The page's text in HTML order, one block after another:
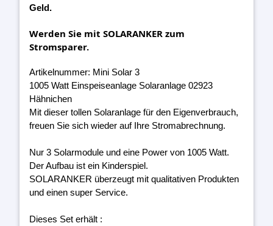
Geld.
Werden Sie mit SOLARANKER zum
Stromsparer.
Artikelnummer: Mini Solar 3
1005 Watt Einspeiseanlage Solaranlage 02923
Hähnichen
Mit dieser tollen Solaranlage für den Eigenverbrauch,
freuen Sie sich wieder auf Ihre Stromabrechnung.
Nur 3 Solarmodule und eine Power von 1005 Watt.
Der Aufbau ist ein Kinderspiel.
SOLARANKER überzeugt mit qualitativen Produkten
und einen super Service.
Dieses Set erhält :